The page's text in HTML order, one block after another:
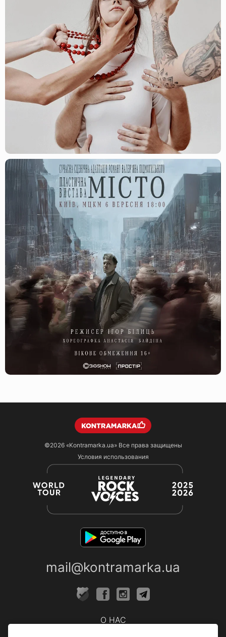
©2026 «Kontramarka.ua»Все права защищены
Условия использования
mail@kontramarka.ua
О НАС